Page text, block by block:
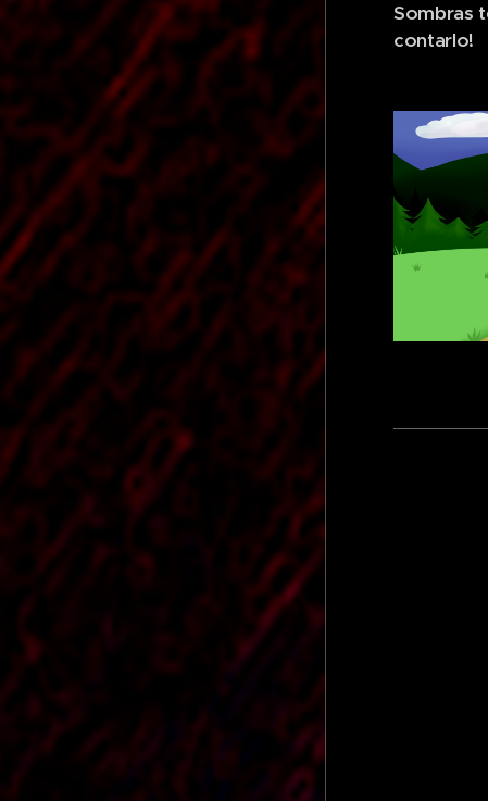
Sombras
contarlo!